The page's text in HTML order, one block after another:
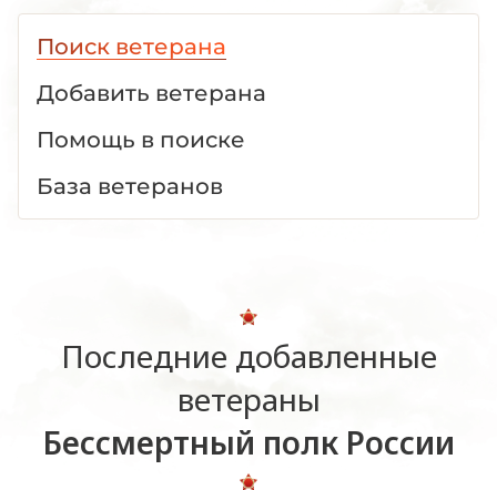
Поиск ветерана
Добавить ветерана
Помощь в поиске
База ветеранов
Последние добавленные
ветераны
Бессмертный полк России